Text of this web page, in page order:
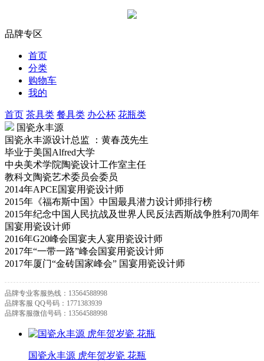
品牌专区
首页
分类
购物车
我的
首页 茶具类 餐具类 办公杯 花瓶类
国瓷永丰源
国瓷永丰源设计总监 ：黄春茂先生
毕业于美国Alfred大学
中央美术学院陶瓷设计工作室主任
教科文陶瓷艺术委员会委员
2014年APCE国宴用瓷设计师
2015年《福布斯中国》中国最具潜力设计师排行榜
2015年纪念中国人民抗战及世界人民反法西斯战争胜利70周年
国宴用瓷设计师
2016年G20峰会国宴夫人宴用瓷设计师
2017年“一带一路”峰会国宴用瓷设计师
2017年厦门“金砖国家峰会” 国宴用瓷设计师
品牌专业客服热线： 13564588998
品牌客服 QQ号码： 1771383939
品牌客服微信号码： 13564588998
国瓷永丰源 虎年贺岁瓷 花瓶